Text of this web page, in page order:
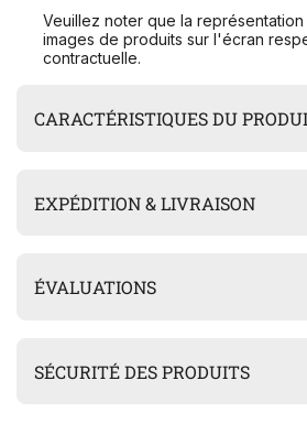
Veuillez noter que la
images de produits sur l'écran
contractuelle.
CARACTÉRISTIQUES DU
EXPÉDITION & LIVRAISON
ÉVALUATIONS
SÉCURITÉ DES PRODUITS